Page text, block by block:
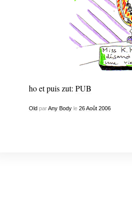
ho et puis zut: PUB
Old parAny Bodyle 26 Août 2006